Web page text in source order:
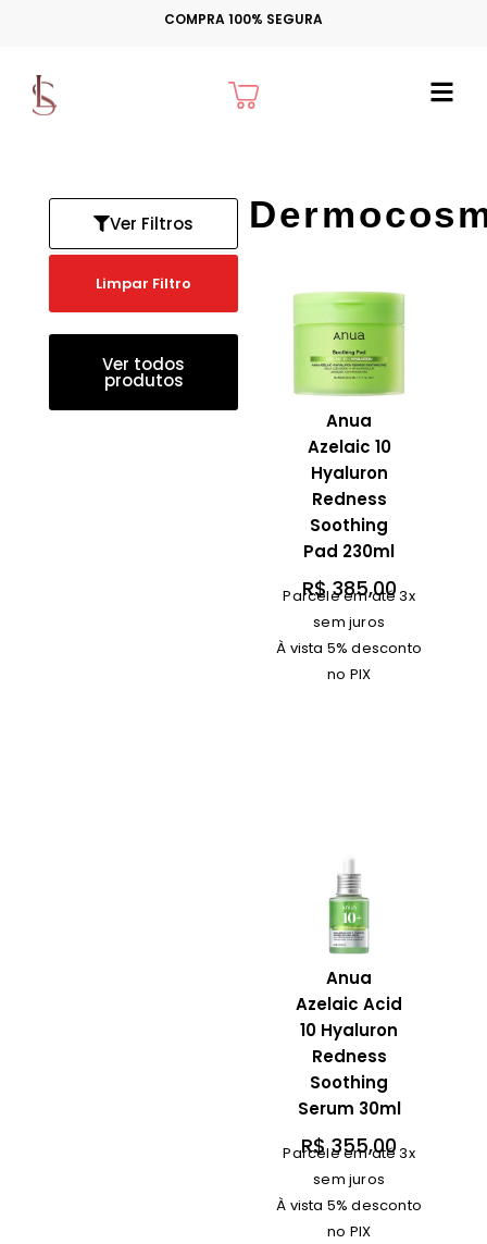
conteúdo
COMPRA 100% SEGURA
Cart
Ver Filtros
Limpar Filtro
Ver todos
produtos
Anua
Azelaic 10
Hyaluron
Redness
Soothing
Pad 230ml
R$385,00
Parcele em até 3x
sem juros
À vista 5% desconto
no PIX
Anua
Azelaic Acid
10 Hyaluron
Redness
Soothing
Serum 30ml
R$355,00
Parcele em até 3x
sem juros
À vista 5% desconto
no PIX